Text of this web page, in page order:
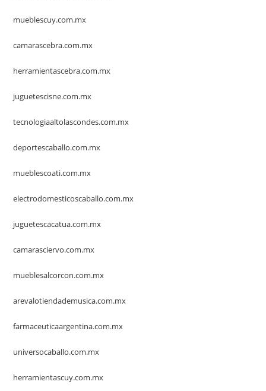
mueblescuy.com.mx
camarascebra.com.mx
herramientascebra.com.mx
juguetescisne.com.mx
tecnologiaaltolascondes.com.mx
deportescaballo.com.mx
mueblescoati.com.mx
electrodomesticoscaballo.com.mx
juguetescacatua.com.mx
camarasciervo.com.mx
mueblesalcorcon.com.mx
arevalotiendademusica.com.mx
farmaceuticaargentina.com.mx
universocaballo.com.mx
herramientascuy.com.mx